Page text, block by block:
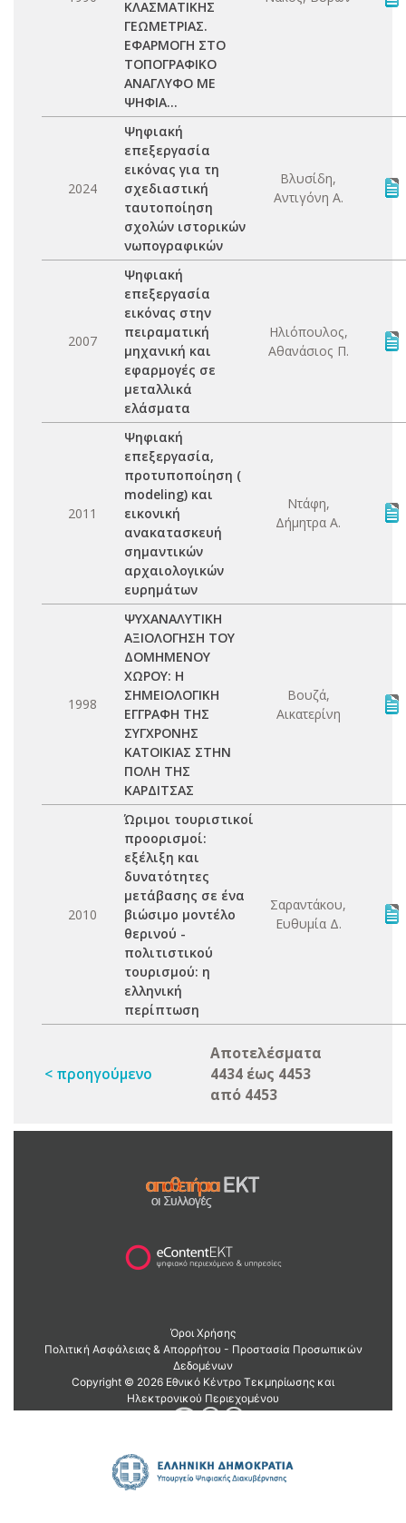
ΚΛΑΣΜΑΤΙΚΗΣ
ΓΕΩΜΕΤΡΙΑΣ.
ΕΦΑΡΜΟΓΗ ΣΤΟ
ΤΟΠΟΓΡΑΦΙΚΟ
ΑΝΑΓΛΥΦΟ ΜΕ
ΨΗΦΙΑ...
2024
Ψηφιακή
επεξεργασία
εικόνας για τη
σχεδιαστική
ταυτοποίηση
σχολών ιστορικών
νωπογραφικών
Βλυσίδη,
Αντιγόνη Α.
2007
Ψηφιακή
επεξεργασία
εικόνας στην
πειραματική
μηχανική και
εφαρμογές σε
μεταλλικά
ελάσματα
Ηλιόπουλος,
Αθανάσιος Π.
2011
Ψηφιακή
επεξεργασία,
προτυποποίηση (
modeling) και
εικονική
ανακατασκευή
σημαντικών
αρχαιολογικών
ευρημάτων
Ντάφη,
Δήμητρα Α.
1998
ΨΥΧΑΝΑΛΥΤΙΚΗ
ΑΞΙΟΛΟΓΗΣΗ ΤΟΥ
ΔΟΜΗΜΕΝΟΥ
ΧΩΡΟΥ: Η
ΣΗΜΕΙΟΛΟΓΙΚΗ
ΕΓΓΡΑΦΗ ΤΗΣ
ΣΥΓΧΡΟΝΗΣ
ΚΑΤΟΙΚΙΑΣ ΣΤΗΝ
ΠΟΛΗ ΤΗΣ
ΚΑΡΔΙΤΣΑΣ
Βουζά,
Αικατερίνη
2010
Ώριμοι τουριστικοί
προορισμοί:
εξέλιξη και
δυνατότητες
μετάβασης σε ένα
βιώσιμο μοντέλο
θερινού -
πολιτιστικού
τουρισμού: η
ελληνική
περίπτωση
Σαραντάκου,
Ευθυμία Δ.
< προηγούμενο
Αποτελέσματα
4434 έως 4453
από 4453